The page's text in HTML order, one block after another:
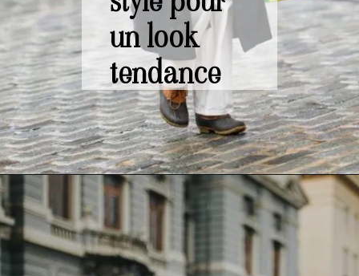
un look
tendance